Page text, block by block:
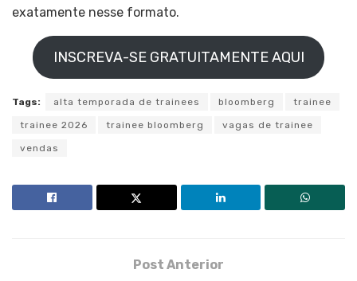
exatamente nesse formato.
INSCREVA-SE GRATUITAMENTE AQUI
Tags: alta temporada de trainees bloomberg trainee
trainee 2026 trainee bloomberg vagas de trainee
vendas
Post Anterior